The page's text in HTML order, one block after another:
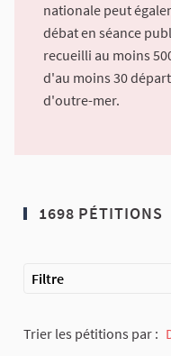
nationale peut
débat en séance
recueilli au moins
d'au moins 30
d'outre-mer.
1698 PÉTITIONS
Filtre
Trier les pétitions par :